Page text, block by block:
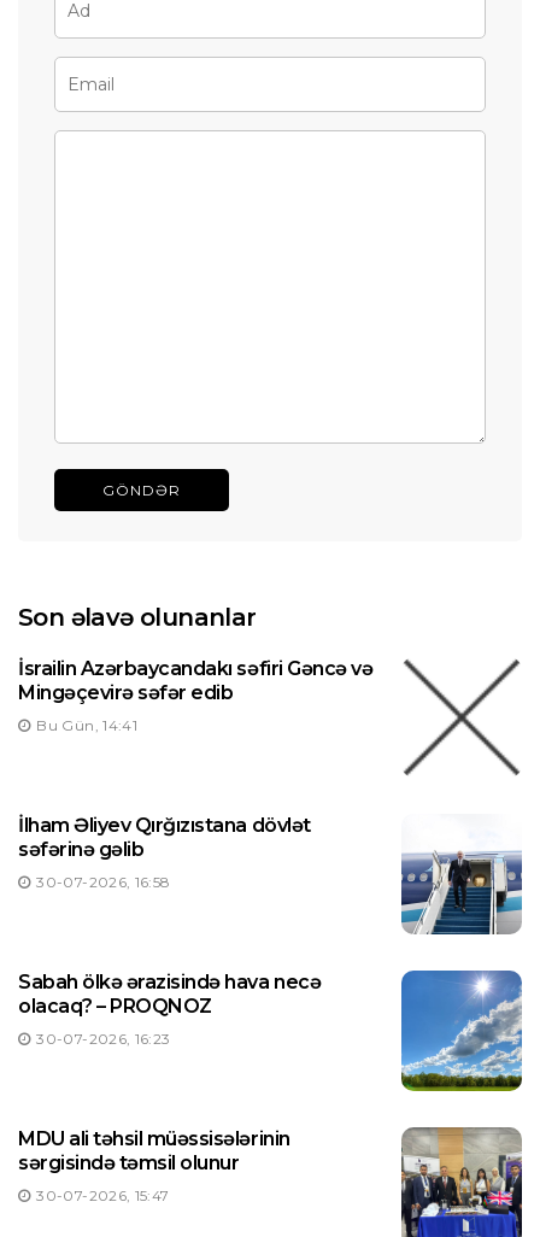
GÖNDƏR
Son əlavə olunanlar
İsrailin Azərbaycandakı səfiri Gəncə və
Mingəçevirə səfər edib
Bu Gün, 14:41
İlham Əliyev Qırğızıstana dövlət
səfərinə gəlib
30-07-2026, 16:58
Sabah ölkə ərazisində hava necə
olacaq? – PROQNOZ
30-07-2026, 16:23
MDU ali təhsil müəssisələrinin
sərgisində təmsil olunur
30-07-2026, 15:47